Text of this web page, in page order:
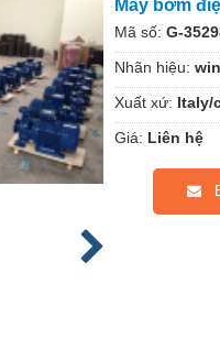
Máy bơm
Mã số: G-
Nhãn hiệu:
Xuất xứ: Italy/
Giá: Liên hệ